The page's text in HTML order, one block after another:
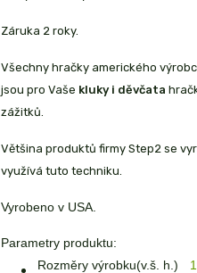
Záruka 2 roky.
Všechny hračky amerického
jsou pro Vaše kluky i děvčata
zážitků.
Většina produktů firmy Step2 se
využívá tuto techniku.
Vyrobeno v USA.
Parametry produktu:
Rozměry výrobku(v.š. h.)